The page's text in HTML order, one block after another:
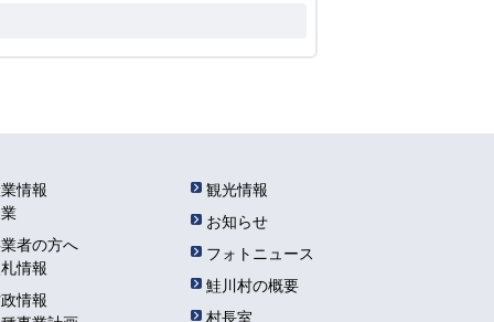
情報
者の方へ
情報
情報
観光情報
お知らせ
フォトニュース
鮭川村の概要
村長室